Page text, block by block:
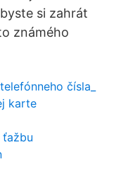
si zahrát
známého
čísla_
karte
ťažbu